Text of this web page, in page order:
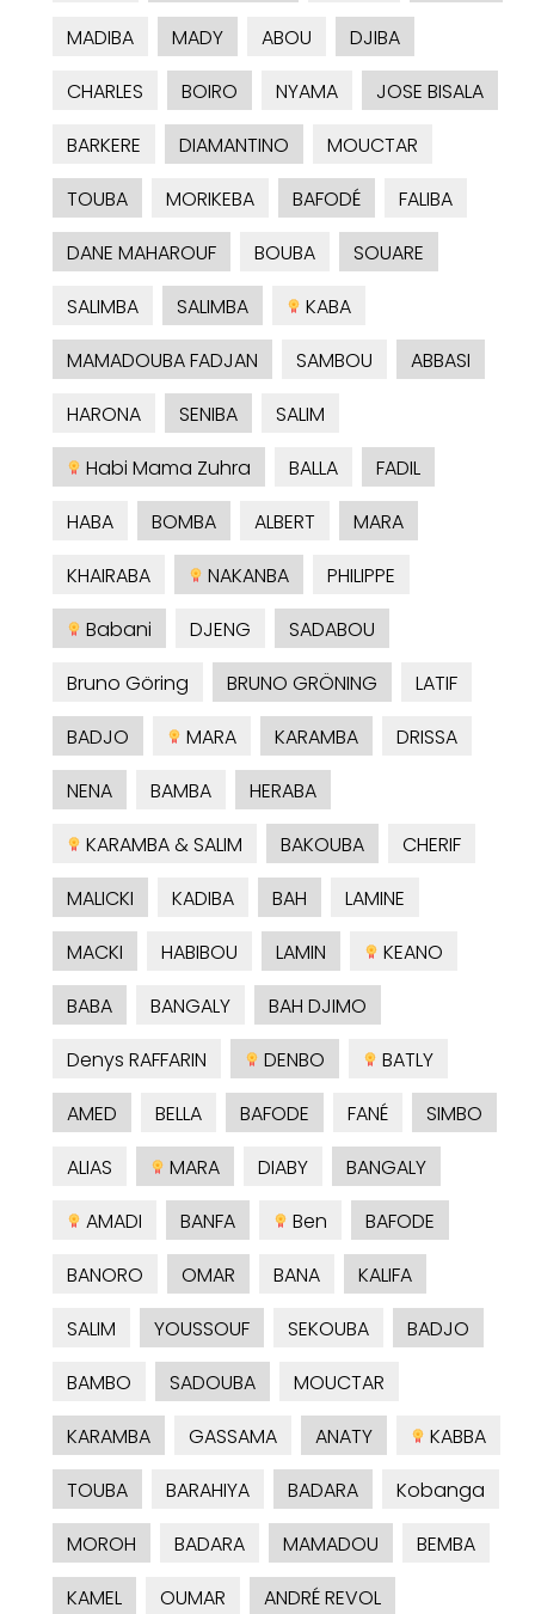
MADIBA MADY ABOU
DJIBA
CHARLES
BOIRO NYAMA
JOSE BISALA
BARKERE
DIAMANTINO
MOUCTAR
TOUBA
MORIKEBA BAFODÉ
FALIBA
DANE MAHAROUF
BOUBA
SOUARE
SALIMBA
SALIMBA
KABA
MAMADOUBA FADJAN
SAMBOU
ABBASI
HARONA
SENIBA
SALIM
Habi Mama Zuhra
BALLA
FADIL
HABA
BOMBA ALBERT
MARA
KHAIRABA
NAKANBA
PHILIPPE
Babani
DJENG
SADABOU
Bruno Göring
BRUNO GRÖNING
LATIF
BADJO
MARA KARAMBA
DRISSA
NENA
BAMBA
HERABA
KARAMBA & SALIM
BAKOUBA
CHERIF
MALICKI
KADIBA BAH
LAMINE
MACKI
HABIBOU LAMIN
KEANO
BABA
BANGALY
BAH DJIMO
Denys RAFFARIN
DENBO
BATLY
AMED
BELLA BAFODE FANÉ
SIMBO
ALIAS
MARA DIABY
BANGALY
AMADI
BANFA Ben
BAFODE
BANORO
OMAR BANA
KALIFA
SALIM
YOUSSOUF SEKOUBA
BADJO
BAMBO
SADOUBA
MOUCTAR
KARAMBA
GASSAMA ANATY
KABBA
TOUBA
BARAHIYA BADARA
Kobanga
MOROH
BADARA MAMADOU
BEMBA
KAMEL
OUMAR
ANDRÉ REVOL